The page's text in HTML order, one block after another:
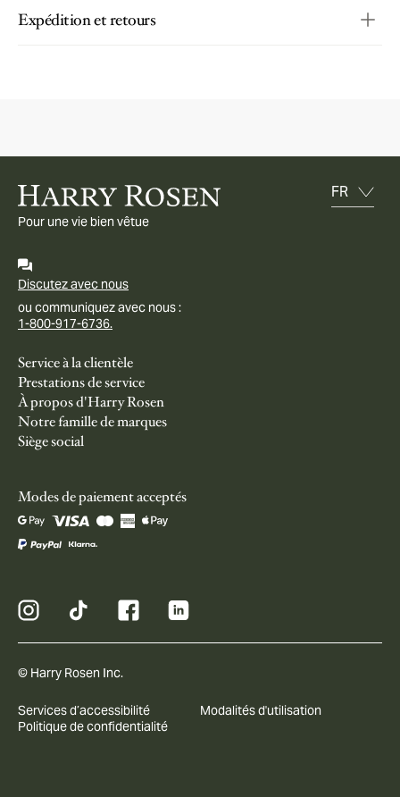
Expédition et retours
Pour une vie bien vêtue
Discutez avec nous
ou communiquez avec nous :
1-800-917-6736.
Service à la clientèle
Prestations de service
À propos d'Harry Rosen
Notre famille de marques
Siège social
Modes de paiement acceptés
© Harry Rosen Inc.
Services d’accessibilité
Modalités d'utilisation
Politique de confidentialité